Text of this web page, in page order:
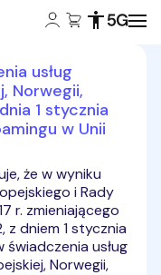
Konto klienta:
Koszyk:Zasięg
usług
Norwegii,
1 stycznia
w Unii
że w wyniku
i Rady
r. zmieniającego
z dniem 1 stycznia
świadczenia usług
Norwegii,